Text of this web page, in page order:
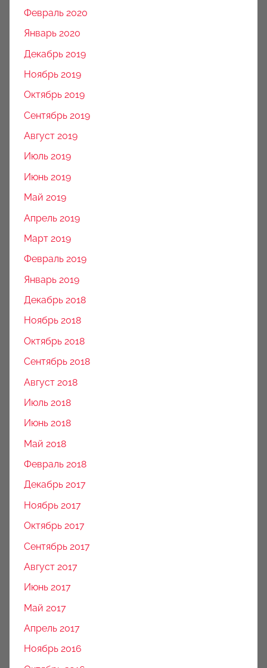
Февраль 2020
Январь 2020
Декабрь 2019
Ноябрь 2019
Октябрь 2019
Сентябрь 2019
Август 2019
Июль 2019
Июнь 2019
Май 2019
Апрель 2019
Март 2019
Февраль 2019
Январь 2019
Декабрь 2018
Ноябрь 2018
Октябрь 2018
Сентябрь 2018
Август 2018
Июль 2018
Июнь 2018
Май 2018
Февраль 2018
Декабрь 2017
Ноябрь 2017
Октябрь 2017
Сентябрь 2017
Август 2017
Июнь 2017
Май 2017
Апрель 2017
Ноябрь 2016